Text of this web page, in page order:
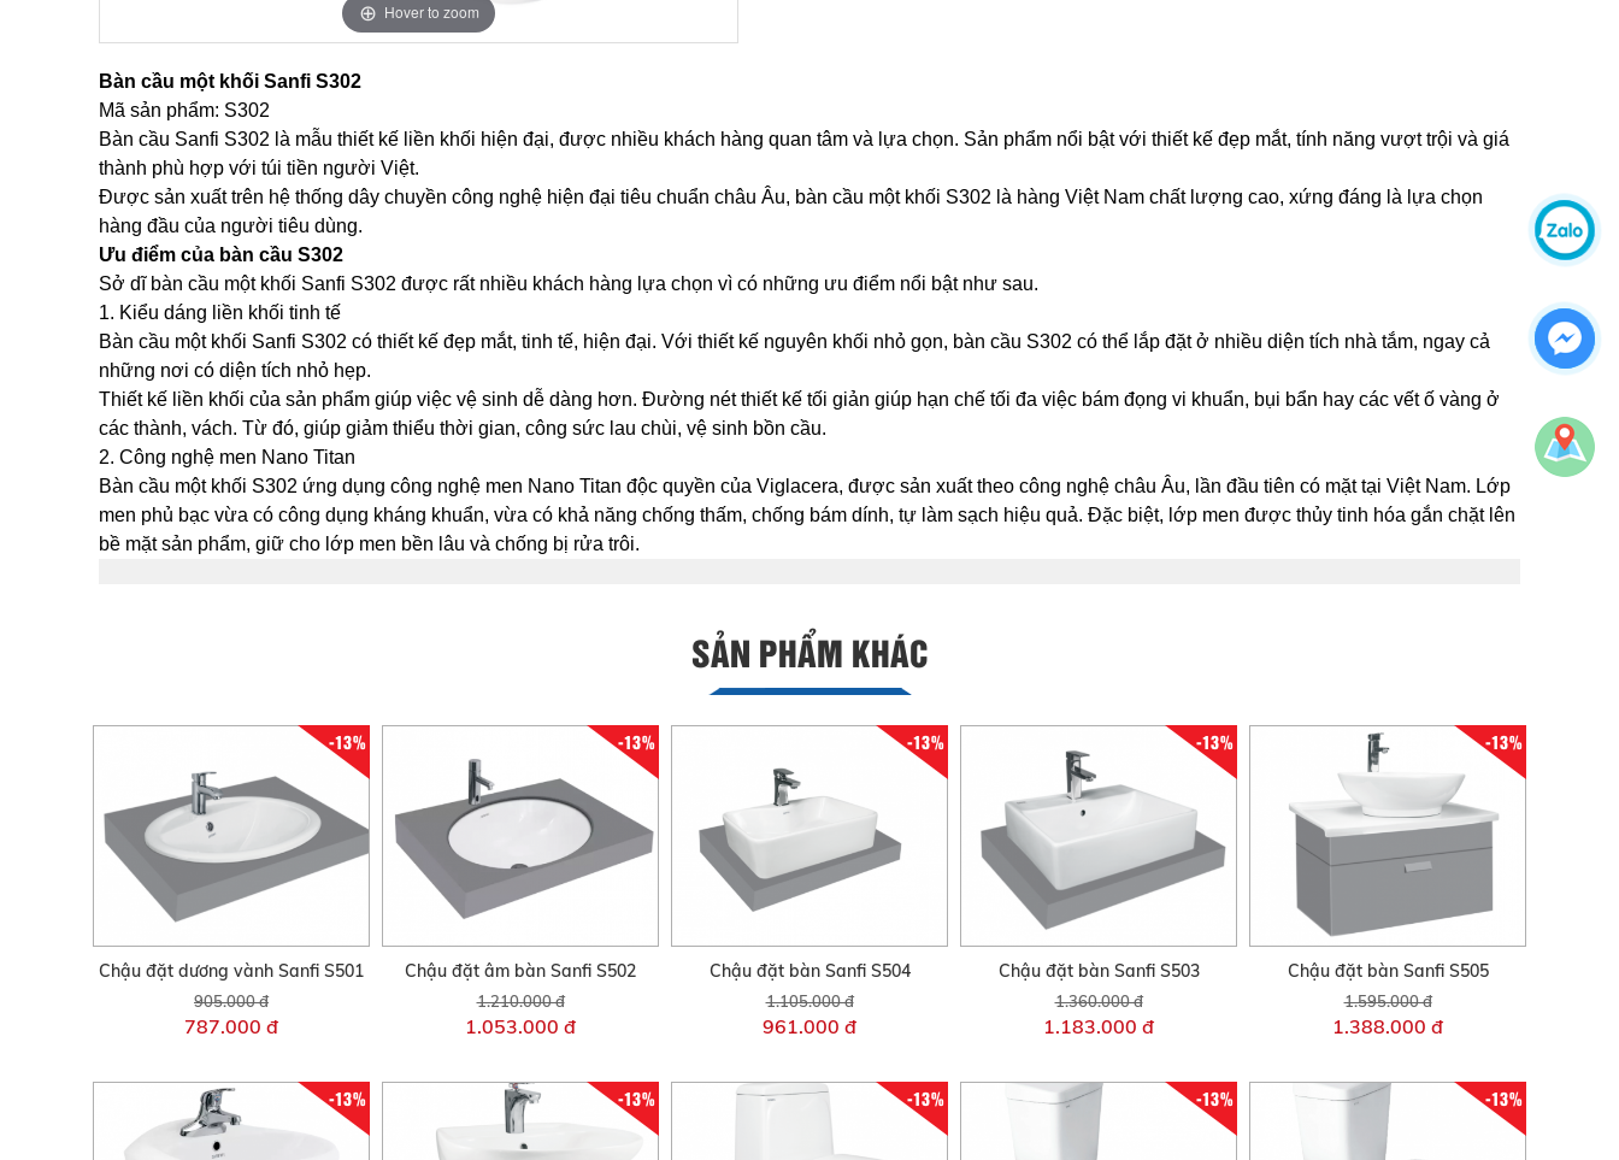
Hover to zoom
Bàn cầu một khối Sanfi S302
Mã sản phẩm: S302
Bàn cầu Sanfi S302 là mẫu thiết kế liền khối hiện đại, được nhiều khách hàng quan tâm và lựa chọn. Sản phẩm nổi bật với thiết kế đẹp mắt, tính năng vượt trội và giá
thành phù hợp với túi tiền người Việt.
Được sản xuất trên hệ thống dây chuyền công nghệ hiện đại tiêu chuẩn châu Âu, bàn cầu một khối S302 là hàng Việt Nam chất lượng cao, xứng đáng là lựa chọn
hàng đầu của người tiêu dùng.
Ưu điểm của bàn cầu S302
Sở dĩ bàn cầu một khối Sanfi S302 được rất nhiều khách hàng lựa chọn vì có những ưu điểm nổi bật như sau.
1. Kiểu dáng liền khối tinh tế
Bàn cầu một khối Sanfi S302 có thiết kế đẹp mắt, tinh tế, hiện đại. Với thiết kế nguyên khối nhỏ gọn, bàn cầu S302 có thể lắp đặt ở nhiều diện tích nhà tắm, ngay cả
những nơi có diện tích nhỏ hẹp.
Thiết kế liền khối của sản phẩm giúp việc vệ sinh dễ dàng hơn. Đường nét thiết kế tối giản giúp hạn chế tối đa việc bám đọng vi khuẩn, bụi bẩn hay các vết ố vàng ở
các thành, vách. Từ đó, giúp giảm thiểu thời gian, công sức lau chùi, vệ sinh bồn cầu.
2. Công nghệ men Nano Titan
Bàn cầu một khối S302 ứng dụng công nghệ men Nano Titan độc quyền của Viglacera, được sản xuất theo công nghệ châu Âu, lần đầu tiên có mặt tại Việt Nam. Lớp
men phủ bạc vừa có công dụng kháng khuẩn, vừa có khả năng chống thấm, chống bám dính, tự làm sạch hiệu quả. Đặc biệt, lớp men được thủy tinh hóa gắn chặt lên
bề mặt sản phẩm, giữ cho lớp men bền lâu và chống bị rửa trôi.
SẢN PHẨM KHÁC
-13%
Chậu đặt dương vành Sanfi S501
905.000 đ
787.000 đ
-13%
Chậu đặt âm bàn Sanfi S502
1.210.000 đ
1.053.000 đ
-13%
Chậu đặt bàn Sanfi S504
1.105.000 đ
961.000 đ
-13%
Chậu đặt bàn Sanfi S503
1.360.000 đ
1.183.000 đ
-13%
Chậu đặt bàn Sanfi S505
1.595.000 đ
1.388.000 đ
-13% -13% -13% -13% -13%